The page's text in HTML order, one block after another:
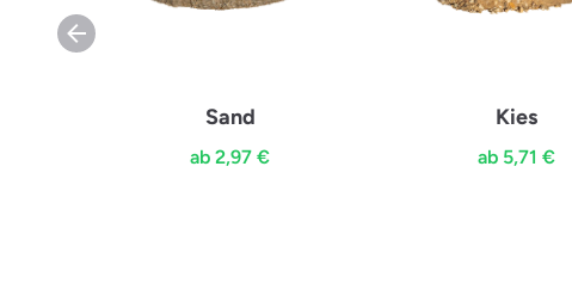
Sand
ab 2,97 €
Kies
ab 5,71 €